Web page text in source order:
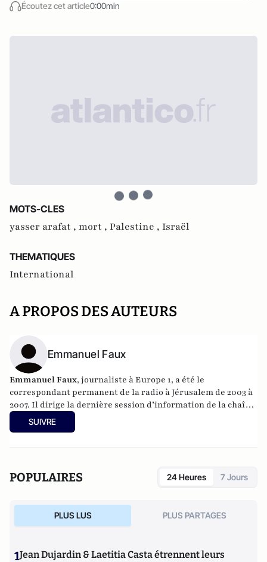
Écoutez cet article0:00min
MOTS-CLES
yasser arafat , mort , Palestine , Israël
THEMATIQUES
International
A PROPOS DES AUTEURS
Emmanuel Faux
Emmanuel Faux, journaliste à Europe 1, a été le
correspondant permanent de la radio à Jérusalem de 2003 à
2007. Il dirige la dernière session d’information de la chaîne,
« Europe Nuit ». Il a publié
ainsi qu’une enquête sur les réseaux d’extrême droite de
SUIVRE
POPULAIRES 24 Heures 7 Jours
PLUS LUS PLUS PARTAGES
1Jean Dujardin & Laetitia Casta étrennent leurs